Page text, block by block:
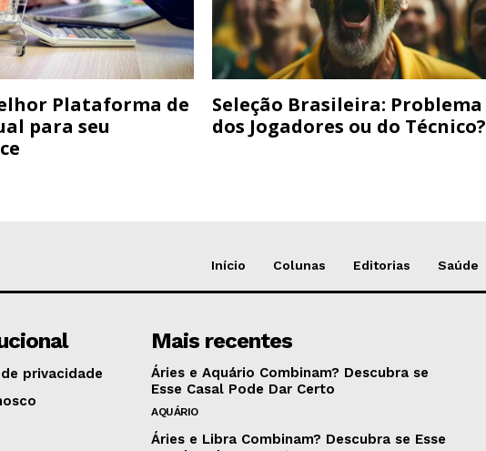
Plataforma de
para seu
Seleção Brasileira: Problema
dos Jogadores ou do Técnico?
Início Colunas Editorias Saúde
privacidade
Mais recentes
Áries e Aquário Combinam? Descubra se
Esse Casal Pode Dar Certo
AQUÁRIO
Áries e Libra Combinam? Descubra se Esse